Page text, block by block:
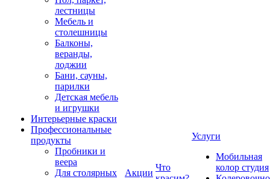
лестницы
Мебель и
столешницы
Балконы,
веранды,
лоджии
Бани, сауны,
парилки
Детская мебель
и игрушки
Интерьерные краски
Профессиональные
продукты
Пробники и
веера
Для столярных
Акции
Что
Услуги
Мобильная
колор студия